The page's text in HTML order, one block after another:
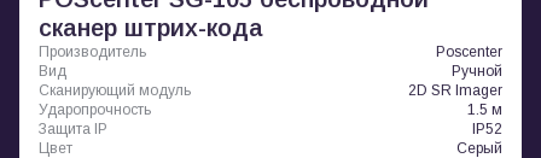
сканер штрих-кода
Производитель
Poscenter
Вид
Ручной
Сканирующий модуль
2D SR Imager
Ударопрочность
1.5 м
Защита IP
IP52
Цвет
Серый